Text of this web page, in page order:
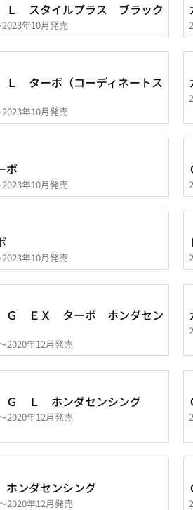
Ｌ スタイルプラス ブラック
年10月発売
ターボ（コーディネートス
年10月発売
ボ
年10月発売
年10月発売
Ｇ ＥＸ ターボ ホンダセン
2020年12月発売
Ｇ Ｌ ホンダセンシング
2020年12月発売
ンダセンシング
2020年12月発売